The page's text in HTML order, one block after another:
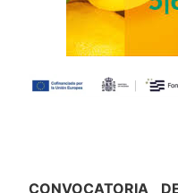
CONVOCATORIA